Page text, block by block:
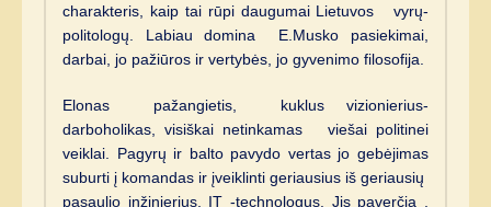
charakteris, kaip tai rūpi daugumai Lietuvos vyrų-
politologų. Labiau domina E.Musko pasiekimai,
darbai, jo pažiūros ir vertybės, jo gyvenimo filosofija.
Elonas pažangietis, kuklus vizionierius-
darboholikas, visiškai netinkamas viešai politinei
veiklai. Pagyrų ir balto pavydo vertas jo gebėjimas
suburti į komandas ir įveiklinti geriausius iš geriausių
pasaulio inžinierius, IT -technologus. Jis paverčia ,